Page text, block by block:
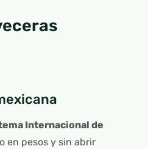
Internacional de
en pesos y sin abrir